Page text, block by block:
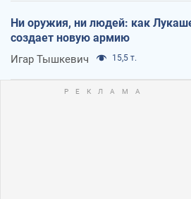
Ни оружия, ни людей: как
создает новую армию
Игар Тышкевич 15,5 т.